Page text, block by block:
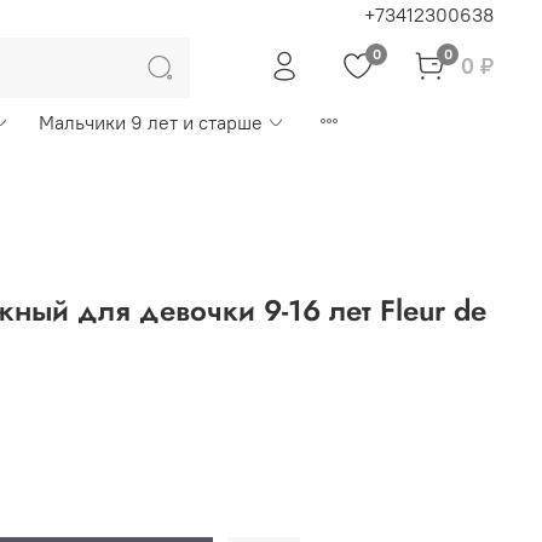
+73412300638
0 0 0 ₽
Мальчики 9 лет и старше
для девочки 9-16 лет Fleur de